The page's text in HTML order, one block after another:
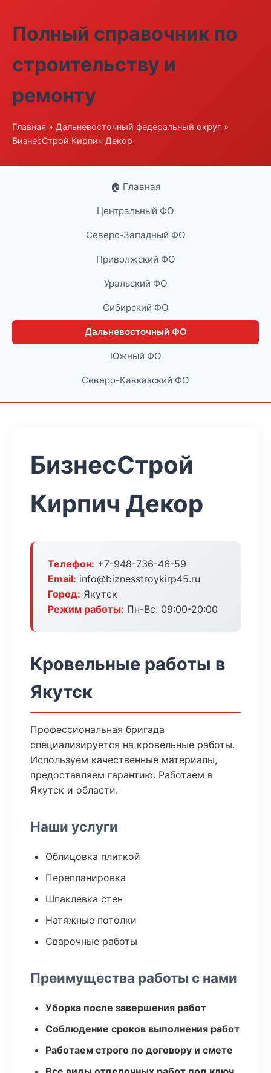
Полный справочник по
строительству и
ремонту
Главная » Дальневосточный федеральный округ »
БизнесСтрой Кирпич Декор
🏠 Главная
Центральный ФО
Северо-Западный ФО
Приволжский ФО
Уральский ФО
Сибирский ФО
Дальневосточный ФО
Южный ФО
Северо-Кавказский ФО
БизнесСтрой
Кирпич Декор
Телефон: +7-948-736-46-59
Email: info@biznesstroykirp45.ru
Город: Якутск
Режим работы: Пн-Вс: 09:00-20:00
Кровельные работы в
Якутск
Профессиональная бригада
специализируется на кровельные работы.
Используем качественные материалы,
предоставляем гарантию. Работаем в
Якутск и области.
Наши услуги
Облицовка плиткой
Перепланировка
Шпаклевка стен
Натяжные потолки
Сварочные работы
Преимущества работы с нами
Уборка после завершения работ
Соблюдение сроков выполнения работ
Работаем строго по договору и смете